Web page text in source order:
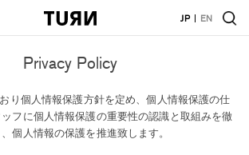
JP EN
Privacy Policy
り個人情報保護方針を定め、個人情報保護の仕
フに個人情報保護の重要性の認識と取組みを徹
個人情報の保護を推進致します。